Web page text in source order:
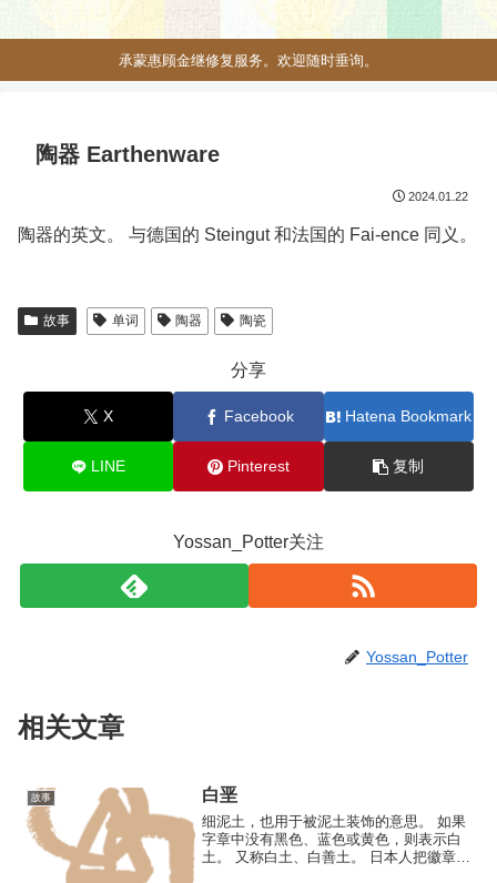
承蒙惠顾金继修复服务。欢迎随时垂询。
陶器 Earthenware
2024.01.22
陶器的英文。 与德国的 Steingut 和法国的 Fai-ence 同义。
故事 单词 陶器 陶瓷
分享
X Facebook Hatena Bookmark
LINE Pinterest 复制
Yossan_Potter关注
Yossan_Potter
相关文章
故事 白垩
细泥土，也用于被泥土装饰的意思。 如果
字章中没有黑色、蓝色或黄色，则表示白
土。 又称白土、白善土。 日本人把徽章的